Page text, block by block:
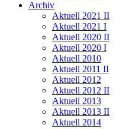
Archiv
Aktuell 2021 II
Aktuell 2021 I
Aktuell 2020 II
Aktuell 2020 I
Aktuell 2010
Aktuell 2011 II
Aktuell 2012
Aktuell 2012 II
Aktuell 2013
Aktuell 2013 II
Aktuell 2014